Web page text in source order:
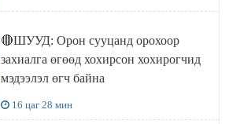
🔴ШУУД: Орон сууцанд орохоор
захиалга өгөөд хохирсон хохирогчид
мэдээлэл өгч байна
16 цаг 28 мин